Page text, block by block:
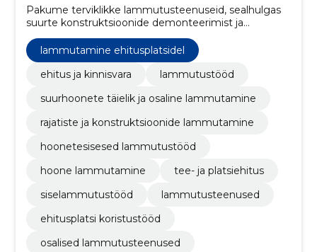
Pakume terviklikke lammutusteenuseid, sealhulgas
suurte konstruktsioonide demonteerimist ja
lammutamine ehitusplatsidel
ehitus ja kinnisvara
lammutustööd
suurhoonete täielik ja osaline lammutamine
rajatiste ja konstruktsioonide lammutamine
hoonetesisesed lammutustööd
hoone lammutamine
tee- ja platsiehitus
siselammutustööd
lammutusteenused
ehitusplatsi koristustööd
osalised lammutusteenused